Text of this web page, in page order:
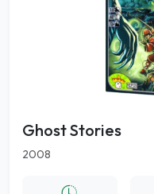
Ghost Stories
2008